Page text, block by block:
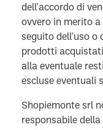
dell'accordo di
ovvero in merito
seguito dell'uso o
prodotti
alla eventuale
escluse eventuali
Shopiemonte srl
responsabile